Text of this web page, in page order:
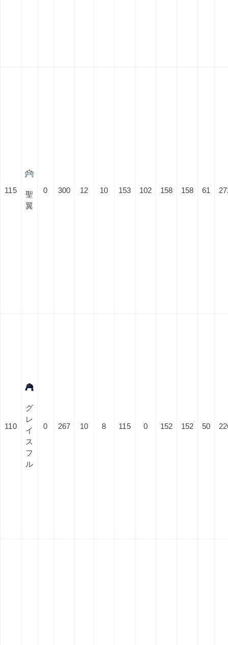
115
聖
翼
0 300 12 10 153 102 158 158 61
110
グ
レ
イ
ス
フ
ル
0 267 10 8 115 0 152 152 50